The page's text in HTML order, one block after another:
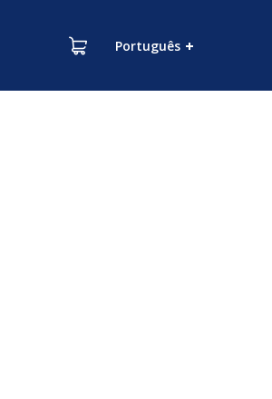
Português